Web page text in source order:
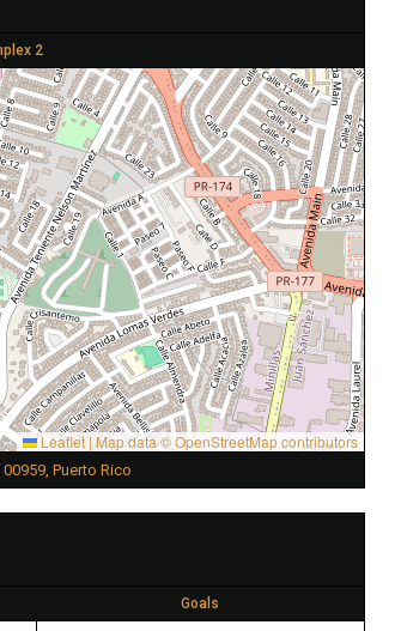
2
Leaflet|Map data ©OpenStreetMapcontributors
Puerto Rico
Goals